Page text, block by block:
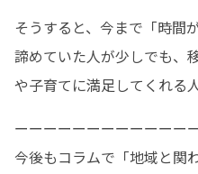
そうすると、今まで「時間
諦めていた人が少しでも、
や子育てに満足してくれる
ーーーーーーーーーーーー
今後もコラムで「地域と関